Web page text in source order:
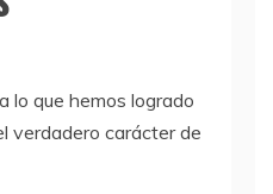
lo que hemos logrado
verdadero carácter de